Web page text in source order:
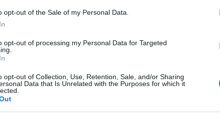
opt-out of the Sale of my Personal Data.
opt-out of processing my Personal Data for Targeted
opt-out of Collection, Use, Retention, Sale, and/or Sharing
Data that Is Unrelated with the Purposes for which it
való hosszú távú együttműködés